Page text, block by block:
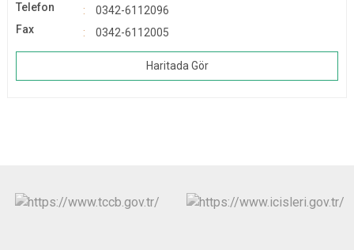
Şahinbey
Telefon
0342-6112096
Fax
0342-6112005
Haritada Gör